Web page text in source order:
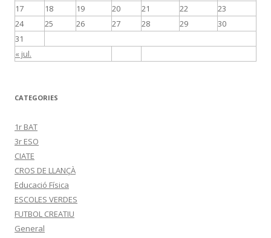
« jul.
17
18 19 20 21 22
23
24
25 26 27 28 29
30
31
CATEGORIES
1r BAT
3r ESO
CIATE
CROS DE LLANÇÀ
Educació Física
ESCOLES VERDES
FUTBOL CREATIU
General